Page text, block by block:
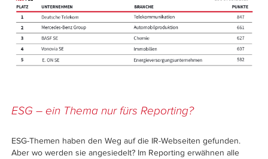
ESG – ein Thema nur fürs Reporting?
ESG-Themen haben den Weg auf die IR-Webseiten gefunden.
Aber wo werden sie angesiedelt? Im Reporting erwähnen alle